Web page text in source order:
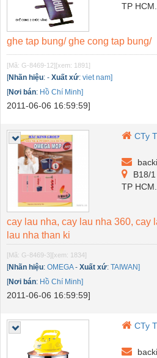
TP HCM.
ghe tap bung/ ghe cong tap bung/
[Mã: G-8469-12][xem: 1891]
[Nhãn hiệu: - Xuất xứ: viet nam]
[Nơi bán: Hồ Chí Minh]
2011-06-06 16:59:59]
CTy
B18/
TP HCM.
cay lau nha, cay lau nha 360, cay
lau nha than ki
[Mã: G-8469-3][xem: 1834]
[Nhãn hiệu: OMEGA- Xuất xứ: TAIWAN]
[Nơi bán: Hồ Chí Minh]
2011-06-06 16:59:59]
CTy